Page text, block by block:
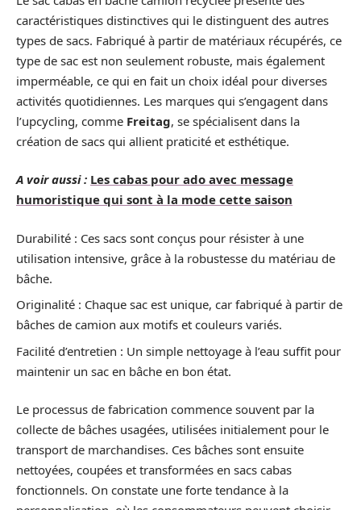
caractéristiques distinctives qui le distinguent des autres
types de sacs. Fabriqué à partir de matériaux récupérés, ce
type de sac est non seulement robuste, mais également
imperméable, ce qui en fait un choix idéal pour diverses
activités quotidiennes. Les marques qui s’engagent dans
l’upcycling, comme Freitag, se spécialisent dans la
création de sacs qui allient praticité et esthétique.
A voir aussi : Les cabas pour ado avec message
humoristique qui sont à la mode cette saison
Durabilité : Ces sacs sont conçus pour résister à une
utilisation intensive, grâce à la robustesse du matériau de
bâche.
Originalité : Chaque sac est unique, car fabriqué à partir de
bâches de camion aux motifs et couleurs variés.
Facilité d’entretien : Un simple nettoyage à l’eau suffit pour
maintenir un sac en bâche en bon état.
Le processus de fabrication commence souvent par la
collecte de bâches usagées, utilisées initialement pour le
transport de marchandises. Ces bâches sont ensuite
nettoyées, coupées et transformées en sacs cabas
fonctionnels. On constate une forte tendance à la